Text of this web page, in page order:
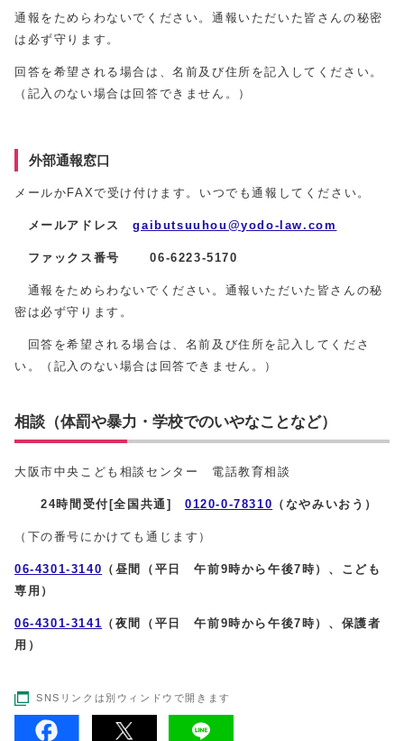
通報をためらわないでください。通報いただいた皆さんの秘密
は必ず守ります。
回答を希望される場合は、名前及び住所を記入してください。
（記入のない場合は回答できません。）
外部通報窓口
メールかFAXで受け付けます。いつでも通報してください。
メールアドレスgaibutsuuhou@yodo-law.com
ファックス番号 06‐6223-5170
通報をためらわないでください。通報いただいた皆さんの秘
密は必ず守ります。
回答を希望される場合は、名前及び住所を記入してくださ
い。（記入のない場合は回答できません。）
相談（体罰や暴力・学校でのいやなことなど）
大阪市中央こども相談センター 電話教育相談
24時間受付[全国共通]0120‐0‐78310 （なやみいおう）
（下の番号にかけても通じます）
06-4301-3140 （昼間（平日 午前9時から午後7時）、こども
専用）
06-4301-3141 （夜間（平日午前9時から午後7時 ）、保護者
用）
SNSリンクは別ウィンドウで開きます